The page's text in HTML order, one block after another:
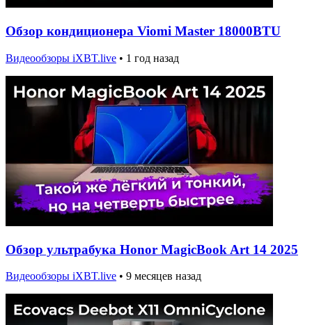
Обзор кондиционера Viomi Master 18000BTU
Видеообзоры iXBT.live • 1 год назад
Обзор ультрабука Honor MagicBook Art 14 2025
Видеообзоры iXBT.live • 9 месяцев назад